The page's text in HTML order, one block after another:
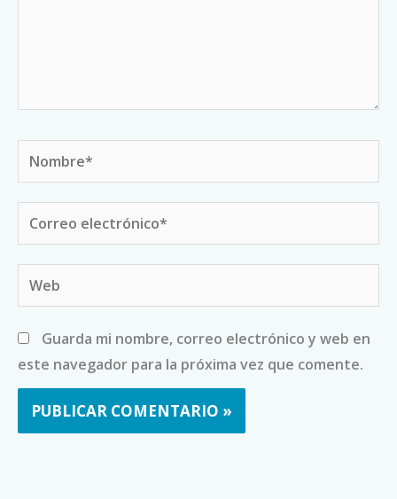
Nombre*
Correo
electrónico*
Web
Guarda mi nombre, correo electrónico y web en
este navegador para la próxima vez que comente.